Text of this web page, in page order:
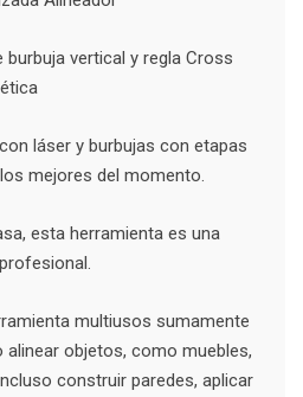
vertical y regla Cross
láser y burbujas con etapas
mejores del momento.
esta herramienta es una
multiusos sumamente
objetos, como muebles,
construir paredes, aplicar